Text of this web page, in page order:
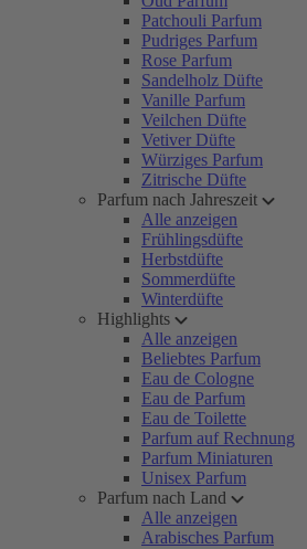
Patchouli Parfum
Pudriges Parfum
Rose Parfum
Sandelholz Düfte
Vanille Parfum
Veilchen Düfte
Vetiver Düfte
Würziges Parfum
Zitrische Düfte
Parfum nach Jahreszeit
Alle anzeigen
Frühlingsdüfte
Herbstdüfte
Sommerdüfte
Winterdüfte
Highlights
Alle anzeigen
Beliebtes Parfum
Eau de Cologne
Eau de Parfum
Eau de Toilette
Parfum auf Rechnung
Parfum Miniaturen
Unisex Parfum
Parfum nach Land
Alle anzeigen
Arabisches Parfum